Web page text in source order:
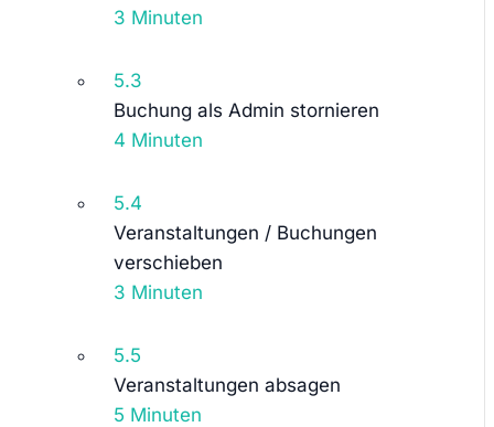
3 Minuten
5.3
Buchung als Admin stornieren
4 Minuten
5.4
Veranstaltungen / Buchungen
verschieben
3 Minuten
5.5
Veranstaltungen absagen
5 Minuten